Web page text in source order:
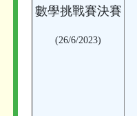
數學挑戰賽決賽
(26/6/2023)